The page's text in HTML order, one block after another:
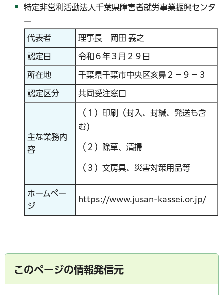
特定非営利活動法人千葉県障害者就労事業振興センタ
ー
代表者 理事長 岡田 義之
認定日 令和６年３月２９日
所在地 千葉県千葉市中央区亥鼻２－９－３
認定区分 共同受注窓口
主な業務内
容
（１）印刷（封入、封緘、発送も含
む）
（２）除草、清掃
（３）文房具、災害対策用品等
ホームペー
ジ
https://www.jusan-kassei.or.jp/
このページの情報発信元